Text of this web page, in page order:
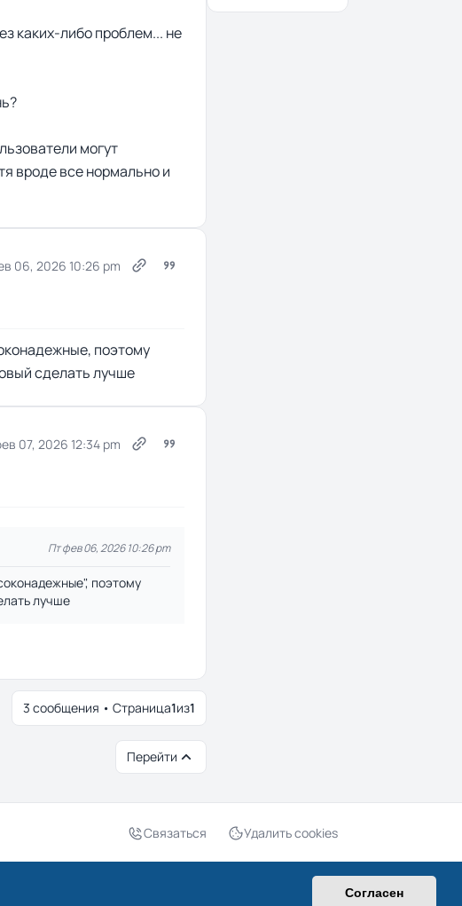
Согласен
каких-либо проблем... не
могут
вроде все нормально и
06, 2026 10:26 pm
поэтому
сделать лучше
07, 2026 12:34 pm
Пт фев 06, 2026 10:26 pm
поэтому
лучше
3 сообщения • Страница1из1
Перейти
Связаться Удалить cookies
UTC+03:00